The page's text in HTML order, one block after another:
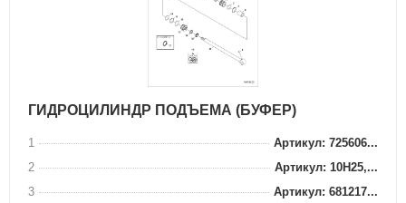
ГИДРОЦИЛИНДР ПОДЪЕМА (БУФЕР)
1
Артикул: 725606...
2
Артикул: 10H25,...
3
Артикул: 681217...